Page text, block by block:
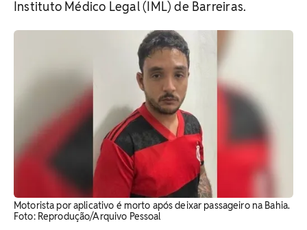
Instituto Médico Legal (IML) de Barreiras.
Motorista por aplicativo é morto após deixar passageiro na Bahia.
Foto: Reprodução/Arquivo Pessoal